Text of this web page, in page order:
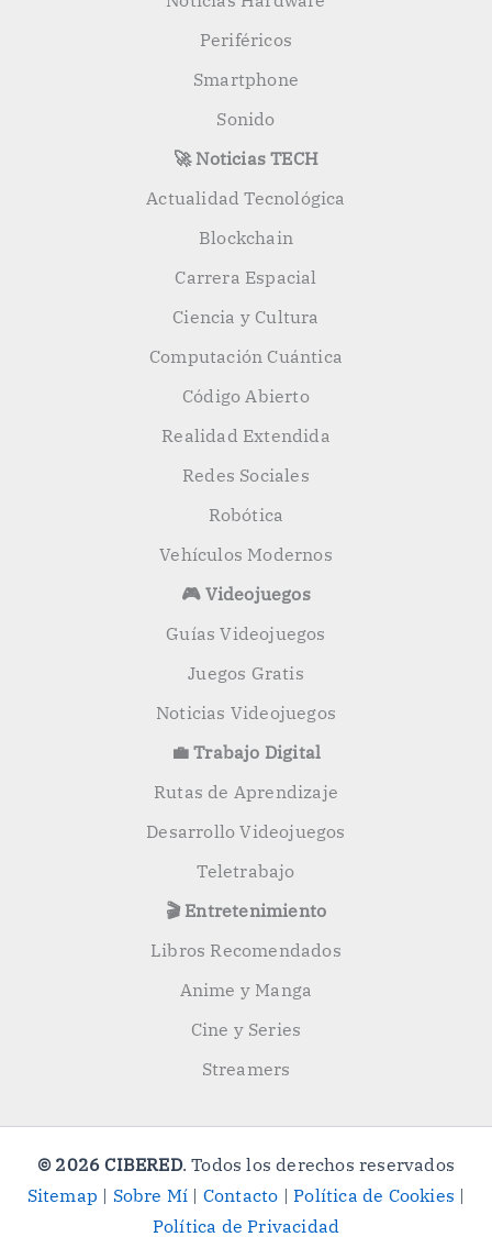
Periféricos
Smartphone
Sonido
🚀 Noticias TECH
Actualidad Tecnológica
Blockchain
Carrera Espacial
Ciencia y Cultura
Computación Cuántica
Código Abierto
Realidad Extendida
Redes Sociales
Robótica
Vehículos Modernos
🎮 Videojuegos
Guías Videojuegos
Juegos Gratis
Noticias Videojuegos
💼 Trabajo Digital
Rutas de Aprendizaje
Desarrollo Videojuegos
Teletrabajo
🎬 Entretenimiento
Libros Recomendados
Anime y Manga
Cine y Series
Streamers
© 2026 CIBERED. Todos los derechos reservados
Sitemap | Sobre Mí | Contacto |Política de Cookies |
Política de Privacidad